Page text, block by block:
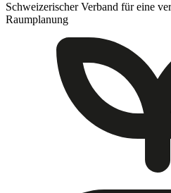
Schweizerischer Verband für eine
Raumplanung